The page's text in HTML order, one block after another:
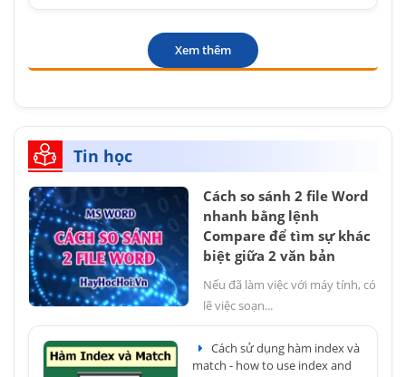
Xem thêm
Tin học
Cách so sánh 2 file Word
nhanh bằng lệnh
Compare để tìm sự khác
biệt giữa 2 văn bản
Nếu đã làm việc với máy tính, có
lẽ việc soạn...
Cách sử dụng hàm index và
match - how to use index and